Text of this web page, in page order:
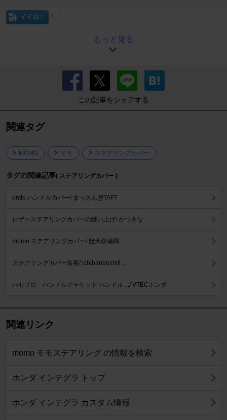
イイね！
もっと見る
この記事をシェアする
関連タグ
MOMO モモ ステアリングカバー
タグの関連記事( ステアリングカバー )
ontto ハンドルカバー/ まっさん@TAFT
レザーステアリングカバーの縫い上げ/ かつきな
momo ステアリングカバー/ 鰻犬@福岡
ステアリングカバー装着/ ichibanboshifi ...
ハセプロ ハンドルジャケット ハンドル .../ VTECホンダ
関連リンク
momo モモステアリング の情報を検索
ホンダ インテグラ トップ
ホンダ インテグラ カスタム情報